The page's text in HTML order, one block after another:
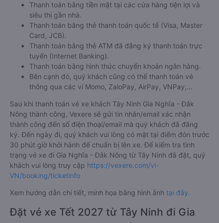
Thanh toán bằng tiền mặt tại các cửa hàng tiện lợi và
siêu thị gần nhà.
Thanh toán bằng thẻ thanh toán quốc tế (Visa, Master
Card, JCB).
Thanh toán bằng thẻ ATM đã đăng ký thanh toán trực
tuyến (Internet Banking).
Thanh toán bằng hình thức chuyển khoản ngân hàng.
Bên cạnh đó, quý khách cũng có thể thanh toán vé
thông qua các ví Momo, ZaloPay, AirPay, VNPay,…
Sau khi thanh toán vé xe khách Tây Ninh Gia Nghĩa - Đắk
Nông thành công, Vexere sẽ gửi tin nhắn/email xác nhận
thành công đến số điện thoại/email mà quý khách đã đăng
ký. Đến ngày đi, quý khách vui lòng có mặt tại điểm đón trước
30 phút giờ khởi hành để chuẩn bị lên xe. Để kiểm tra tình
trạng vé xe đi Gia Nghĩa - Đắk Nông từ Tây Ninh đã đặt, quý
khách vui lòng truy cập https://vexere.com/vi-
VN/booking/ticketinfo
Xem hướng dẫn chi tiết, minh họa bằng hình ảnh tại đây.
Đặt vé xe Tết 2027 từ Tây Ninh đi Gia